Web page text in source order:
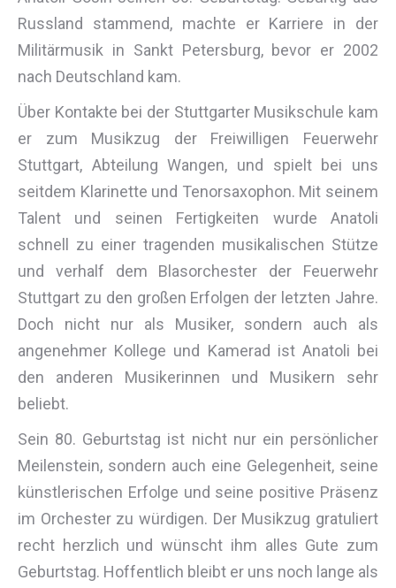
Russland stammend, machte er Karriere in der
Militärmusik in Sankt Petersburg, bevor er 2002
nach Deutschland kam.
Über Kontakte bei der Stuttgarter Musikschule kam
er zum Musikzug der Freiwilligen Feuerwehr
Stuttgart, Abteilung Wangen, und spielt bei uns
seitdem Klarinette und Tenorsaxophon. Mit seinem
Talent und seinen Fertigkeiten wurde Anatoli
schnell zu einer tragenden musikalischen Stütze
und verhalf dem Blasorchester der Feuerwehr
Stuttgart zu den großen Erfolgen der letzten Jahre.
Doch nicht nur als Musiker, sondern auch als
angenehmer Kollege und Kamerad ist Anatoli bei
den anderen Musikerinnen und Musikern sehr
beliebt.
Sein 80. Geburtstag ist nicht nur ein persönlicher
Meilenstein, sondern auch eine Gelegenheit, seine
künstlerischen Erfolge und seine positive Präsenz
im Orchester zu würdigen. Der Musikzug gratuliert
recht herzlich und wünscht ihm alles Gute zum
Geburtstag. Hoffentlich bleibt er uns noch lange als